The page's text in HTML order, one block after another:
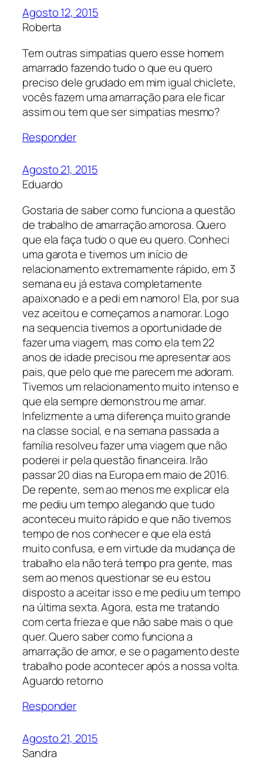
Agosto 12, 2015
Roberta
Tem outras simpatias quero esse homem
amarrado fazendo tudo o que eu quero
preciso dele grudado em mim igual chiclete,
vocês fazem uma amarração para ele ficar
assim ou tem que ser simpatias mesmo?
Responder
Agosto 21, 2015
Eduardo
Gostaria de saber como funciona a questão
de trabalho de amarração amorosa. Quero
que ela faça tudo o que eu quero. Conheci
uma garota e tivemos um início de
relacionamento extremamente rápido, em 3
semana eu já estava completamente
apaixonado e a pedi em namoro! Ela, por sua
vez aceitou e começamos a namorar. Logo
na sequencia tivemos a oportunidade de
fazer uma viagem, mas como ela tem 22
anos de idade precisou me apresentar aos
pais, que pelo que me parecem me adoram.
Tivemos um relacionamento muito intenso e
que ela sempre demonstrou me amar.
Infelizmente a uma diferença muito grande
na classe social, e na semana passada a
família resolveu fazer uma viagem que não
poderei ir pela questão financeira. Irão
passar 20 dias na Europa em maio de 2016.
De repente, sem ao menos me explicar ela
me pediu um tempo alegando que tudo
aconteceu muito rápido e que não tivemos
tempo de nos conhecer e que ela está
muito confusa, e em virtude da mudança de
trabalho ela não terá tempo pra gente, mas
sem ao menos questionar se eu estou
disposto a aceitar isso e me pediu um tempo
na última sexta. Agora, esta me tratando
com certa frieza e que não sabe mais o que
quer. Quero saber como funciona a
amarração de amor, e se o pagamento deste
trabalho pode acontecer após a nossa volta.
Aguardo retorno
Responder
Agosto 21, 2015
Sandra